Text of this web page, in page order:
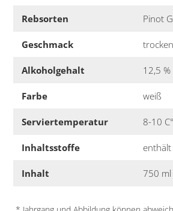
Rebsorten Pinot
Geschmack trocken
Alkoholgehalt 12,5 %
Farbe weiß
Serviertemperatur 8-10 C°
Inhaltsstoffe
Inhalt 750 ml